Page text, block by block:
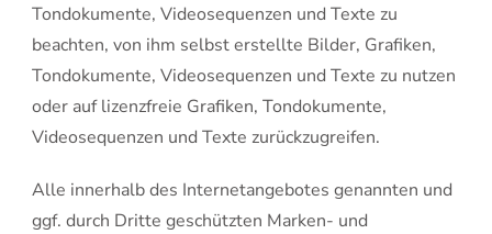
Tondokumente, Videosequenzen und Texte zu
beachten, von ihm selbst erstellte Bilder, Grafiken,
Tondokumente, Videosequenzen und Texte zu nutzen
oder auf lizenzfreie Grafiken, Tondokumente,
Videosequenzen und Texte zurückzugreifen.
Alle innerhalb des Internetangebotes genannten und
ggf. durch Dritte geschützten Marken- und